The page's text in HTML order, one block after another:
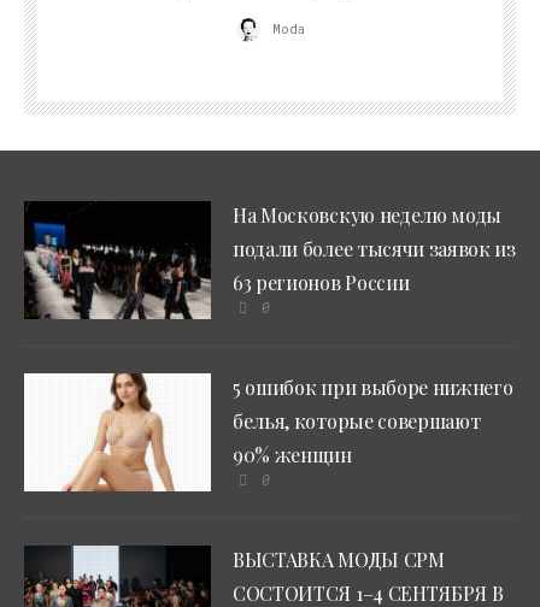
Moda
На Московскую неделю моды
подали более тысячи заявок из
63 регионов России
0
5 ошибок при выборе нижнего
белья, которые совершают
90% женщин
0
ВЫСТАВКА МОДЫ CPM
СОСТОИТСЯ 1–4 СЕНТЯБРЯ В